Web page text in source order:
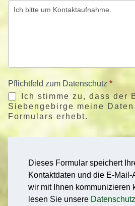
Pflichtfeld zum Datenschutz *
Ich stimme zu, dass der
Siebengebirge meine
Formulars erhebt.
Dieses Formular speichert
Kontaktdaten und die E-Mail-
wir mit Ihnen kommunizieren
lesen Sie unsere